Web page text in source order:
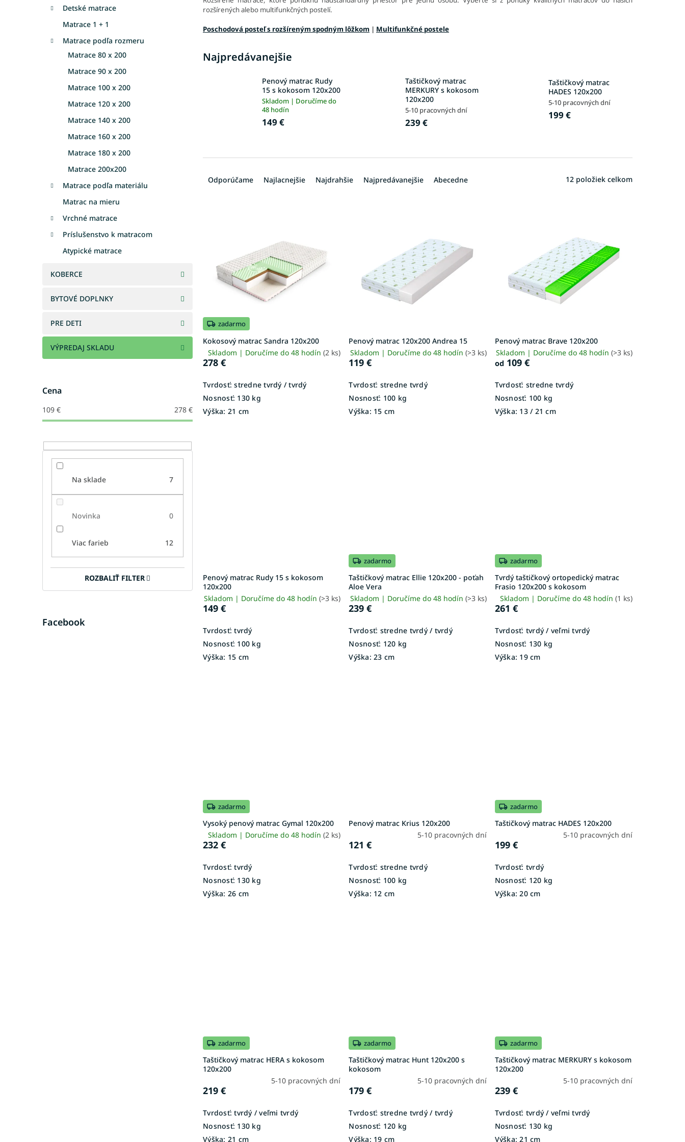
Detské matrace
Matrace 1 + 1
Matrace podľa rozmeru
Matrace 80 x 200
Matrace 90 x 200
Matrace 100 x 200
Matrace 120 x 200
Matrace 140 x 200
Matrace 160 x 200
Matrace 180 x 200
Matrace 200x200
Matrace podľa materiálu
Matrac na mieru
Vrchné matrace
Príslušenstvo k matracom
Atypické matrace
KOBERCE
BYTOVÉ DOPLNKY
PRE DETI
VÝPREDAJ SKLADU
Cena
109 € 278 €
Na sklade 7
Novinka 0
Viac farieb 12
ROZBALIŤ FILTER
Facebook
rozšírených alebo multifunkčných postelí.
Poschodová posteľ s rozšíreným spodným lôžkom | Multifunkčné postele
Najpredávanejšie
Penový matrac Rudy
15 s kokosom 120x200
Skladom | Doručíme do
48 hodín
149 €
Taštičkový matrac
MERKURY s kokosom
120x200
5-10 pracovných dní
239 €
Taštičkový matrac
HADES 120x200
5-10 pracovných dní
199 €
a
o
v
Odporúčame Najlacnejšie Najdrahšie Najpredávanejšie Abecedne 12 položiek celkom
k
t
o
v
zadarmo
Kokosový matrac Sandra 120x200
Skladom | Doručíme do 48 hodín(2 ks)
278 €
Tvrdosť: stredne tvrdý / tvrdý
Nosnosť: 130 kg
Výška: 21 cm
Penový matrac 120x200 Andrea 15
Skladom | Doručíme do 48 hodín (>3 ks)
119 €
Tvrdosť: stredne tvrdý
Nosnosť: 100 kg
Výška: 15 cm
Penový matrac Brave 120x200
Skladom | Doručíme do 48 hodín (>3 ks)
od 109 €
Tvrdosť: stredne tvrdý
Nosnosť: 100 kg
Výška: 13 / 21 cm
Penový matrac Rudy 15 s kokosom
120x200
Skladom | Doručíme do 48 hodín(>3 ks)
149 €
Tvrdosť: tvrdý
Nosnosť: 100 kg
Výška: 15 cm
zadarmo
Taštičkový matrac Ellie 120x200 - poťah
Aloe Vera
Skladom | Doručíme do 48 hodín (>3 ks)
239 €
Tvrdosť: stredne tvrdý / tvrdý
Nosnosť: 120 kg
Výška: 23 cm
zadarmo
Tvrdý taštičkový ortopedický matrac
Frasio 120x200 s kokosom
Skladom | Doručíme do 48 hodín (1 ks)
261 €
Tvrdosť: tvrdý / veľmi tvrdý
Nosnosť: 130 kg
Výška: 19 cm
zadarmo
Vysoký penový matrac Gymal 120x200
Skladom | Doručíme do 48 hodín(2 ks)
232 €
Tvrdosť: tvrdý
Nosnosť: 130 kg
Výška: 26 cm
Penový matrac Krius 120x200
5-10 pracovných dní
121 €
Tvrdosť: stredne tvrdý
Nosnosť: 100 kg
Výška: 12 cm
zadarmo
Taštičkový matrac HADES 120x200
5-10 pracovných dní
199 €
Tvrdosť: tvrdý
Nosnosť: 120 kg
Výška: 20 cm
zadarmo
Taštičkový matrac HERA s kokosom
120x200
5-10 pracovných dní
219 €
Tvrdosť: tvrdý / veľmi tvrdý
Nosnosť: 130 kg
Výška: 21 cm
zadarmo
Taštičkový matrac Hunt 120x200 s
kokosom
5-10 pracovných dní
179 €
Tvrdosť: stredne tvrdý / tvrdý
Nosnosť: 120 kg
Výška: 19 cm
zadarmo
Taštičkový matrac MERKURY s kokosom
120x200
5-10 pracovných dní
239 €
Tvrdosť: tvrdý / veľmi tvrdý
Nosnosť: 130 kg
Výška: 21 cm